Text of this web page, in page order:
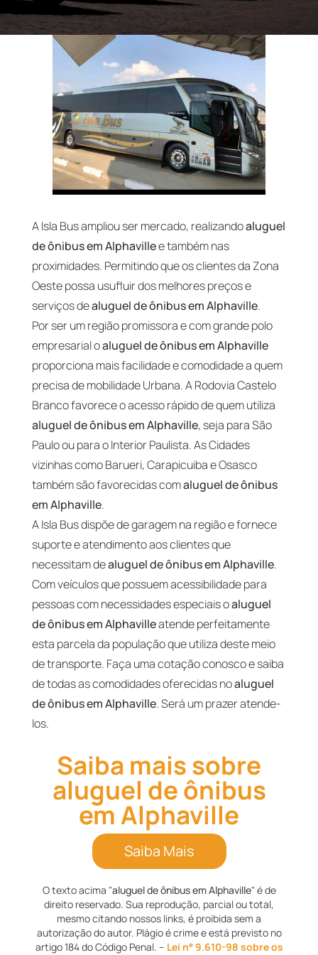
A Isla Bus ampliou ser mercado, realizandoaluguel
de ônibus em Alphavillee também nas
proximidades. Permitindo que os clientes da Zona
Oeste possa usufluir dos melhores preços e
serviços dealuguel de ônibus em Alphaville.
Por ser um região promissora e com grande polo
empresarial oaluguel de ônibus em Alphaville
proporciona mais facilidade e comodidade a quem
precisa de mobilidade Urbana. A Rodovia Castelo
Branco favorece o acesso rápido de quem utiliza
aluguel de ônibus em Alphaville, seja para São
Paulo ou para o Interior Paulista. As Cidades
vizinhas como Barueri, Carapicuiba e Osasco
também são favorecidas comaluguel de ônibus
em Alphaville.
A Isla Bus dispõe de garagem na região e fornece
suporte e atendimento aos clientes que
necessitam dealuguel de ônibus em Alphaville.
Com veículos que possuem acessibilidade para
pessoas com necessidades especiais oaluguel
de ônibus em Alphavilleatende perfeitamente
esta parcela da população que utiliza deste meio
de transporte. Faça uma cotação conosco e saiba
de todas as comodidades oferecidas noaluguel
de ônibus em Alphaville. Será um prazer atende-
los.
Saiba mais sobre
aluguel de ônibus
em Alphaville
Saiba Mais
O texto acima "aluguel de ônibus em Alphaville" é de
direito reservado. Sua reprodução, parcial ou total,
mesmo citando nossos links, é proibida sem a
autorização do autor. Plágio é crime e está previsto no
artigo 184 do Código Penal. – Lei n° 9.610-98 sobre os